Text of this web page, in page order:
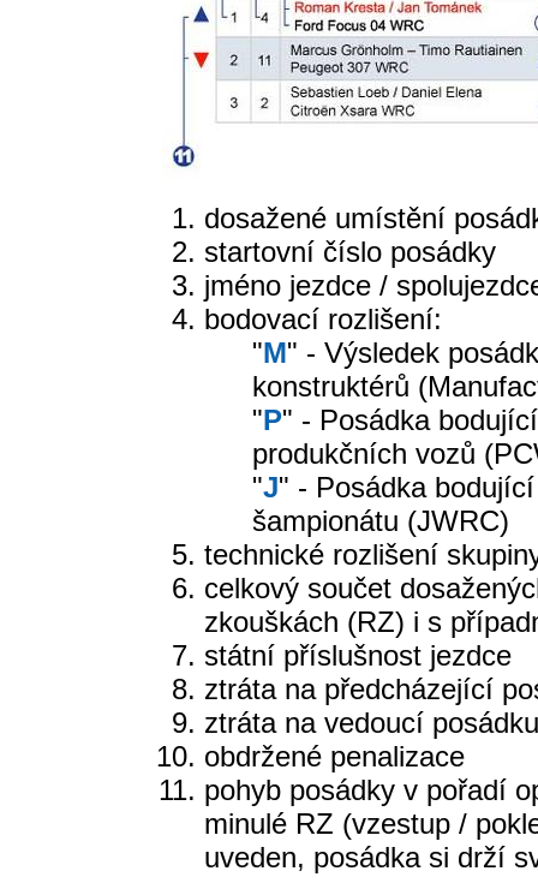
dosažené umístění
startovní číslo posádky
jméno jezdce /
bodovací rozlišení:
"M" - Výsledek
konstruktérů
"P" - Posádka
produkčních vozů
"J" - Posádka
šampionátu (JWRC)
technické rozlišení
celkový součet
zkouškách (RZ) i s
státní příslušnost jezdce
ztráta na předcházející
ztráta na vedoucí posádku
obdržené penalizace
pohyb posádky v pořadí
minulé RZ (vzestup /
uveden, posádka si drží